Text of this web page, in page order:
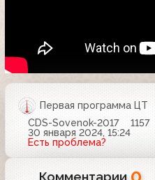
Первая программа ЦТ
CDS-Sovenok-2017
1157
30 января 2024, 15:24
Есть проблема?
Комментарии